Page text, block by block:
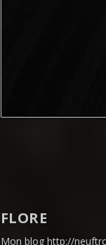
FLORE
Mon blog http://